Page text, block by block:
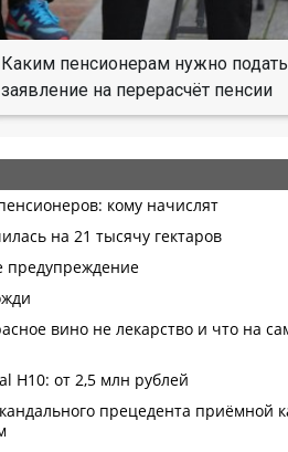
Каким пенсионерам нужно подать
заявление на перерасчёт пенсии